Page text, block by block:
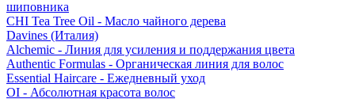
шиповника
CHI Tea Tree Oil - Масло чайного дерева
Davines (Италия)
Alchemic - Линия для усиления и поддержания цвета
Authentic Formulas - Органическая линия для волос
Essential Haircare - Eжедневный уход
OI - Абсолютная красота волос